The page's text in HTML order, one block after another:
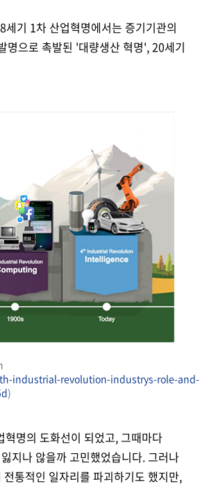
기 1차 산업혁명에서는 증기기관의
명으로 촉발된 '대량생산 혁명', 20세기
industrial-revolution-industrys-role-and-
)
명의 도화선이 되었고, 그때마다
지나 않을까 고민했었습니다. 그러나
통적인 일자리를 파괴하기도 했지만,